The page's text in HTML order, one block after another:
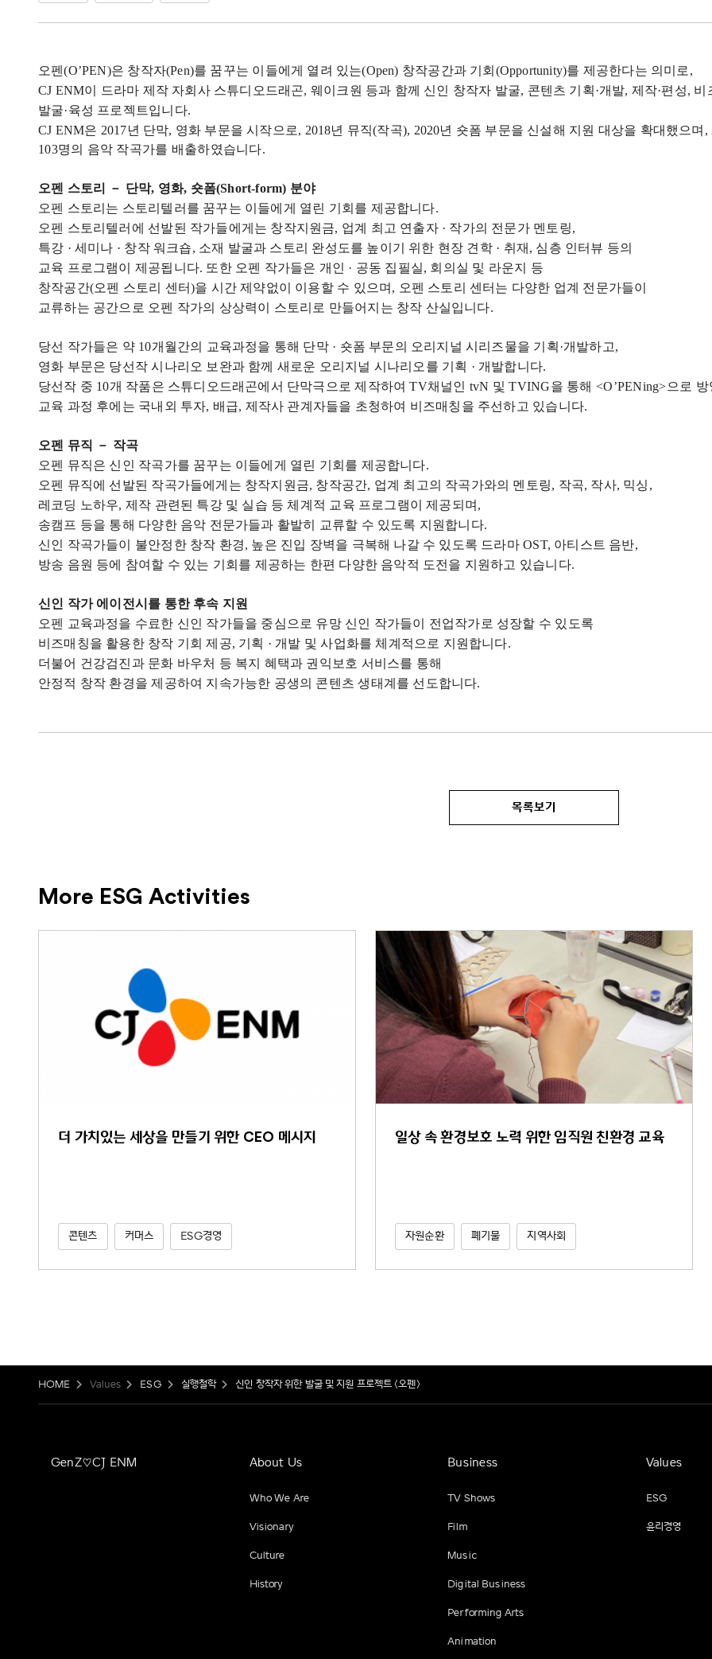
오펜(O’PEN)은 창작자(Pen)를 꿈꾸는 이들에게 열려 있는(Open) 창작공간과 기회 (Opportunity)를 제공한다는 의미로 ,
CJ ENM이 드라마 제작 자회사 스튜디오드래곤, 웨이크원 등과 함께 신인 창작자 발굴, 콘텐츠 기획·개발, 제작·편성, 비
발굴·육성 프로젝트입니다.
CJ ENM은 2017년 단막, 영화 부문을 시작으로, 2018년 뮤직(작곡), 2020년 숏폼 부문을 신설해 지원 대상을 확대했으며 ,
103명의 음악 작곡가를 배출하였습니다.
오펜 스토리 － 단막, 영화, 숏폼(Short-form) 분야
오펜 스토리는 스토리텔러를 꿈꾸는 이들에게 열린 기회를 제공합니다.
오펜 스토리텔러에 선발된 작가들에게는 창작지원금, 업계 최고 연출자 · 작가의 전문가 멘토링,
특강 · 세미나 · 창작 워크숍, 소재 발굴과 스토리 완성도를 높이기 위한 현장 견학 · 취재 , 심층 인터뷰 등의
교육 프로그램이 제공됩니다. 또한 오펜 작가들은 개인 · 공동 집필실, 회의실 및 라운지 등
창작공간(오펜 스토리 센터)을 시간 제약없이 이용할 수 있으며 , 오펜 스토리 센터는 다양한 업계 전문가들이
교류하는 공간으로 오펜 작가의 상상력이 스토리로 만들어지는 창작 산실입니다.
당선 작가들은 약10개월간의 교육과정을 통해 단막 · 숏폼 부문의 오리지널 시리즈물을 기획·개발하고,
영화 부문은 당선작 시나리오 보완과 함께 새로운 오리지널 시나리오를 기획 · 개발합니다.
당선작 중 10개 작품은 스튜디오드래곤에서 단막극으로 제작하여 TV채널인 tvN 및 TVING을 통해 <O’PENing>으로
교육 과정 후에는 국내외 투자, 배급, 제작사 관계자들을 초청하여 비즈매칭을 주선하고 있습니다.
오펜 뮤직 － 작곡
오펜 뮤직은 신인 작곡가를 꿈꾸는 이들에게 열린 기회를 제공합니다.
오펜 뮤직에 선발된 작곡가들에게는 창작지원금, 창작공간, 업계 최고의 작곡가와의 멘토링, 작곡, 작사, 믹싱 ,
레코딩 노하우, 제작 관련된 특강 및 실습 등 체계적 교육 프로그램이 제공되며 ,
송캠프 등을 통해 다양한 음악 전문가들과 활발히 교류할 수 있도록 지원합니다.
신인 작곡가들이 불안정한 창작 환경, 높은 진입 장벽을 극복해 나갈 수 있도록 드라마OST, 아티스트 음반,
방송 음원 등에 참여할 수 있는 기회를 제공하는 한편 다양한 음악적 도전을 지원하고 있습니다.
신인 작가 에이전시를 통한 후속 지원
오펜 교육과정을 수료한 신인 작가들을 중심으로 유망 신인 작가들이 전업작가로 성장할 수 있도록
비즈매칭을 활용한 창작 기회 제공, 기획 · 개발 및 사업화를 체계적으로 지원합니다.
더불어 건강검진과 문화 바우처 등 복지 혜택과 권익보호 서비스를 통해
안정적 창작 환경을 제공하여 지속가능한 공생의 콘텐츠 생태계를 선도합니다.
목록보기
More ESG Activities
더 가치있는 세상을 만들기 위한 CEO 메시지
콘텐츠 커머스 ESG경영
일상 속 환경보호 노력 위한 임직원 친환경 교육
자원순환 폐기물 지역사회
HOME Values ESG 실행철학 신인 창작자 위한 발굴 및 지원 프로젝트 <오펜>
GenZ♡CJ ENM About Us
Who We Are
Visionary
Culture
History
Business
TV Shows
Film
Music
Digital Business
Performing Arts
Animation
Values
ESG
윤리경영